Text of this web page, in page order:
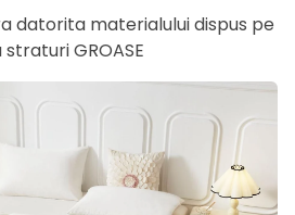
datorita materialului dispus pe
straturi GROASE